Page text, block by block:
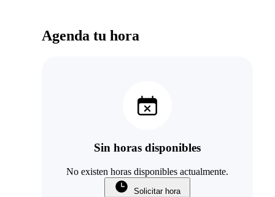
Agenda tu hora
Sin horas disponibles
No existen horas disponibles actualmente.
Solicitar hora